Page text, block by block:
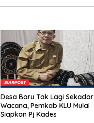
Desa Baru Tak Lagi Sekadar
Wacana, Pemkab KLU Mulai
Siapkan Pj Kades